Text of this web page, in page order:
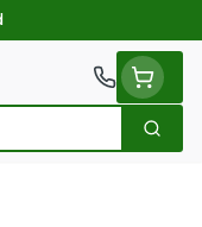
Zoek